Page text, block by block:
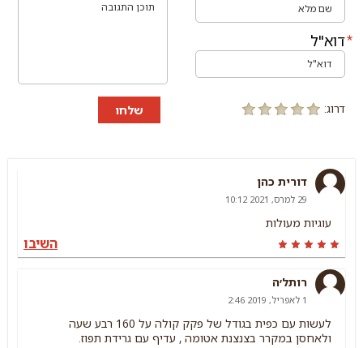
דוא"ל
דרוג: שלחו
דורית כהן
29 למרס, 2021 10:12
עוגיות מעולות
השיבו
רותל׳ה
1 לאפריל, 2019 2:46
לעשות עם כפית בגודל של פקק קולה על 160 רבע שעה
ולאחסן במקרר בצנצנת אטומה , עדיף עם גרידת תפוז.